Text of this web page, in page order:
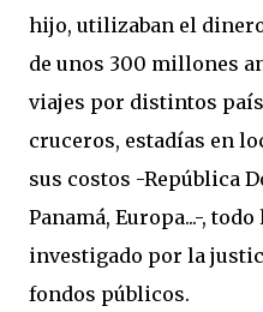
hijo, utilizaban el
de unos 300 millones
viajes por distintos
cruceros, estadías en
sus costos -República
Panamá, Europa...-,
investigado por la
fondos públicos.